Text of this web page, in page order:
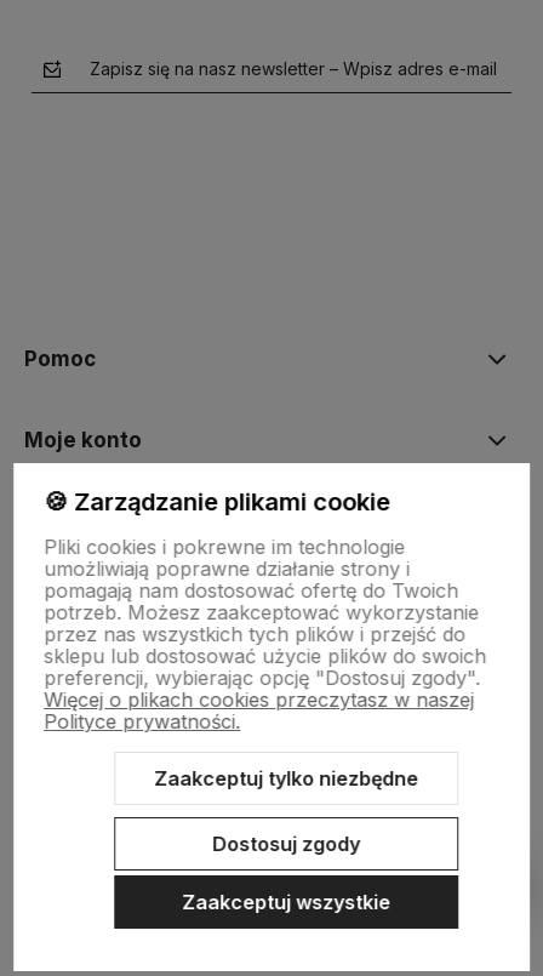
Zapisz się na nasz newsletter – Wpisz adres e-mail
Pomoc
Moje konto
Płatności i dostawa
Informacje
O nas
Sklep internetowy Shoper.pl Szablon Shoper Modern 3.0™
🍪 Zarządzanie plikami cookie
Pliki cookies i pokrewne im technologie
umożliwiają poprawne działanie strony i
pomagają nam dostosować ofertę do Twoich
potrzeb. Możesz zaakceptować wykorzystanie
przez nas wszystkich tych plików i przejść do
sklepu lub dostosować użycie plików do swoich
preferencji, wybierając opcję "Dostosuj zgody".
Więcej o plikach cookies przeczytasz w naszej
Polityce prywatności.
Zaakceptuj tylko niezbędne
Dostosuj zgody
Zaakceptuj wszystkie